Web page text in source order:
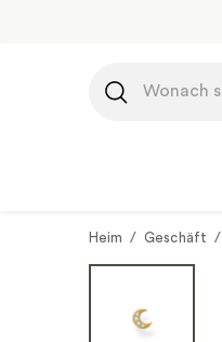
Inhalt
springen
Heim / Geschäft /